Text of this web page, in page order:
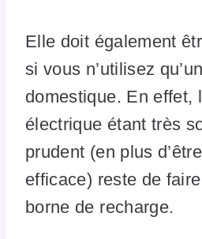
Elle doit également
si vous n’utilisez
domestique. En effet,
électrique étant très
prudent (en plus
efficace) reste de
borne de recharge.